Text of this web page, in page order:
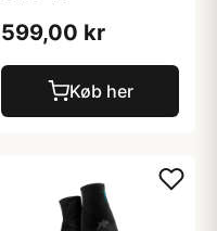
599,00 kr
Køb her